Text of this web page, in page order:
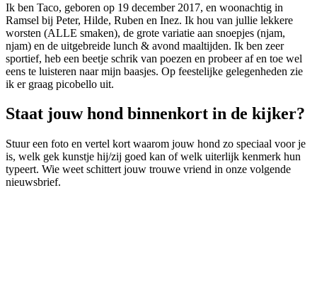
Ik ben Taco, geboren op 19 december 2017, en woonachtig in
Ramsel bij Peter, Hilde, Ruben en Inez. Ik hou van jullie lekkere
worsten (ALLE smaken), de grote variatie aan snoepjes (njam,
njam) en de uitgebreide lunch & avond maaltijden. Ik ben zeer
sportief, heb een beetje schrik van poezen en probeer af en toe wel
eens te luisteren naar mijn baasjes. Op feestelijke gelegenheden zie
ik er graag picobello uit.
Staat jouw hond binnenkort in de kijker?
Stuur een foto en vertel kort waarom jouw hond zo speciaal voor je
is, welk gek kunstje hij/zij goed kan of welk uiterlijk kenmerk hun
typeert. Wie weet schittert jouw trouwe vriend in onze volgende
nieuwsbrief.